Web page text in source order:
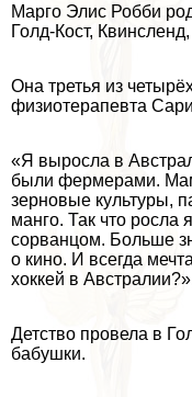
Марго Элис Робби
Голд-Кост,
Она третья из
физиотерапевта
«Я выросла в
были фермерами.
зерновые культуры,
манго. Так что росла
сорванцом. Больше
о кино. И всегда
хоккей в
Детство провела в
бабушки.